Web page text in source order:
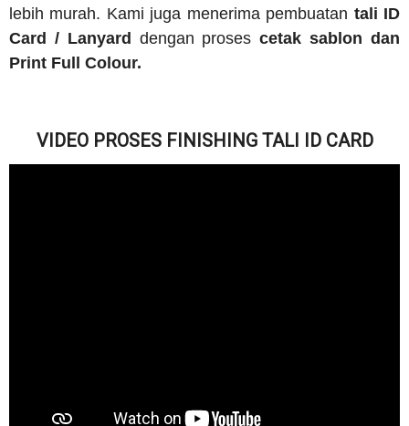
lebih murah. Kami juga menerima pembuatan tali ID
Card / Lanyard dengan prosescetak sablon dan
Print Full Colour.
VIDEO PROSES FINISHING TALI ID CARD